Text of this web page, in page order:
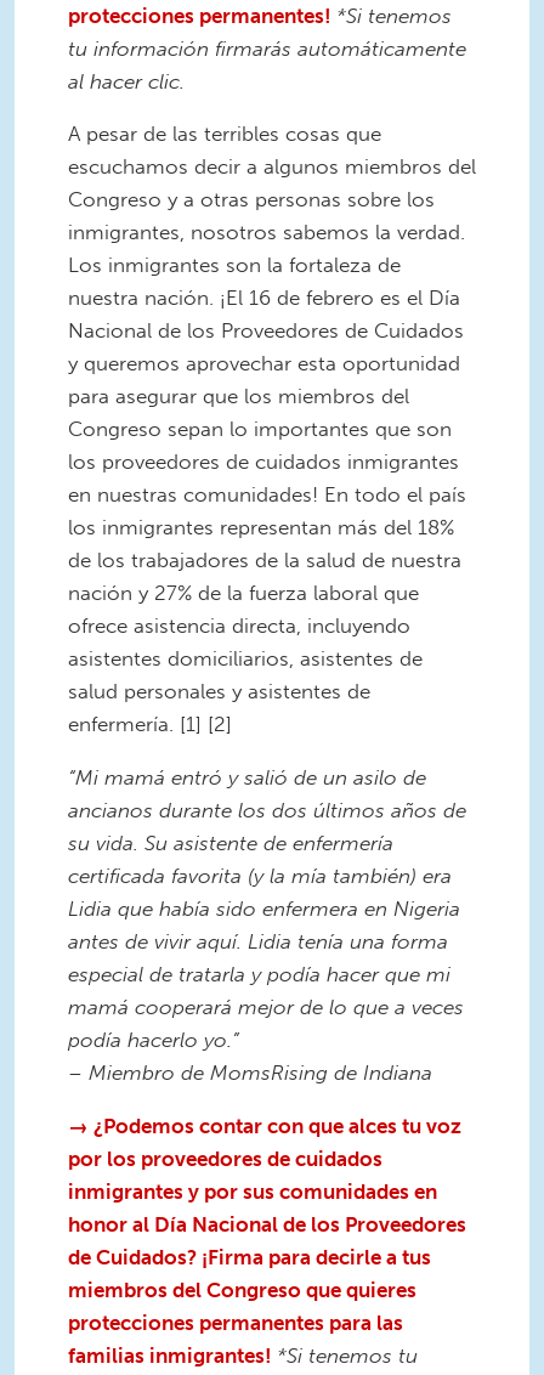
protecciones permanentes! *Si tenemos
tu información firmarás automáticamente
al hacer clic.
A pesar de las terribles cosas que
escuchamos decir a algunos miembros del
Congreso y a otras personas sobre los
inmigrantes, nosotros sabemos la verdad.
Los inmigrantes son la fortaleza de
nuestra nación. ¡El 16 de febrero es el Día
Nacional de los Proveedores de Cuidados
y queremos aprovechar esta oportunidad
para asegurar que los miembros del
Congreso sepan lo importantes que son
los proveedores de cuidados inmigrantes
en nuestras comunidades! En todo el país
los inmigrantes representan más del 18%
de los trabajadores de la salud de nuestra
nación y 27% de la fuerza laboral que
ofrece asistencia directa, incluyendo
asistentes domiciliarios, asistentes de
salud personales y asistentes de
enfermería. [1] [2]
“Mi mamá entró y salió de un asilo de
ancianos durante los dos últimos años de
su vida. Su asistente de enfermería
certificada favorita (y la mía también) era
Lidia que había sido enfermera en Nigeria
antes de vivir aquí. Lidia tenía una forma
especial de tratarla y podía hacer que mi
mamá cooperará mejor de lo que a veces
podía hacerlo yo.”
– Miembro de MomsRising de Indiana
→ ¿Podemos contar con que alces tu voz
por los proveedores de cuidados
inmigrantes y por sus comunidades en
honor al Día Nacional de los Proveedores
de Cuidados? ¡Firma para decirle a tus
miembros del Congreso que quieres
protecciones permanentes para las
familias inmigrantes! *Si tenemos tu